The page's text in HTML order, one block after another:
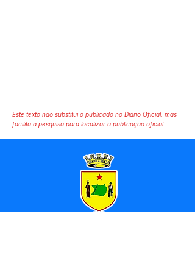
Este texto não substitui o publicado no Diário Oficial, mas
facilita a pesquisa para localizar a publicação oficial.